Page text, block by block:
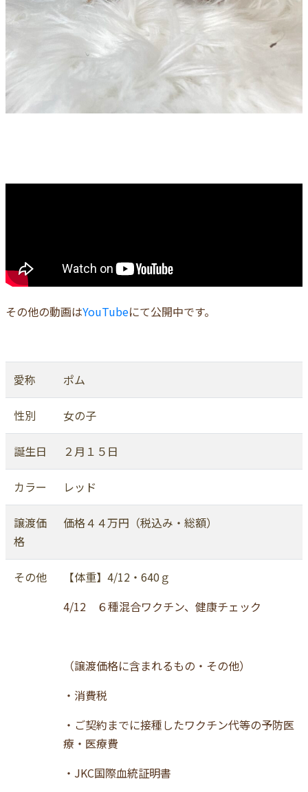
その他の動画はYouTubeにて公開中です。
愛称 ポム
性別 女の子
誕生日 ２月１５日
カラー レッド
譲渡価
格
価格４４万円（税込み・総額）
その他
【体重】4/12・640ｇ
4/12 ６種混合ワクチン、健康チェック
（譲渡価格に含まれるもの・その他）
・消費税
・ご契約までに接種したワクチン代等の予防医
療・医療費
・JKC国際血統証明書